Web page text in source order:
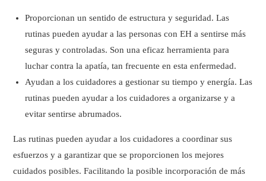
Proporcionan un sentido de estructura y seguridad. Las
rutinas pueden ayudar a las personas con EH a sentirse más
seguras y controladas. Son una eficaz herramienta para
luchar contra la apatía, tan frecuente en esta enfermedad.
Ayudan a los cuidadores a gestionar su tiempo y energía. Las
rutinas pueden ayudar a los cuidadores a organizarse y a
evitar sentirse abrumados.
Las rutinas pueden ayudar a los cuidadores a coordinar sus
esfuerzos y a garantizar que se proporcionen los mejores
cuidados posibles. Facilitando la posible incorporación de más